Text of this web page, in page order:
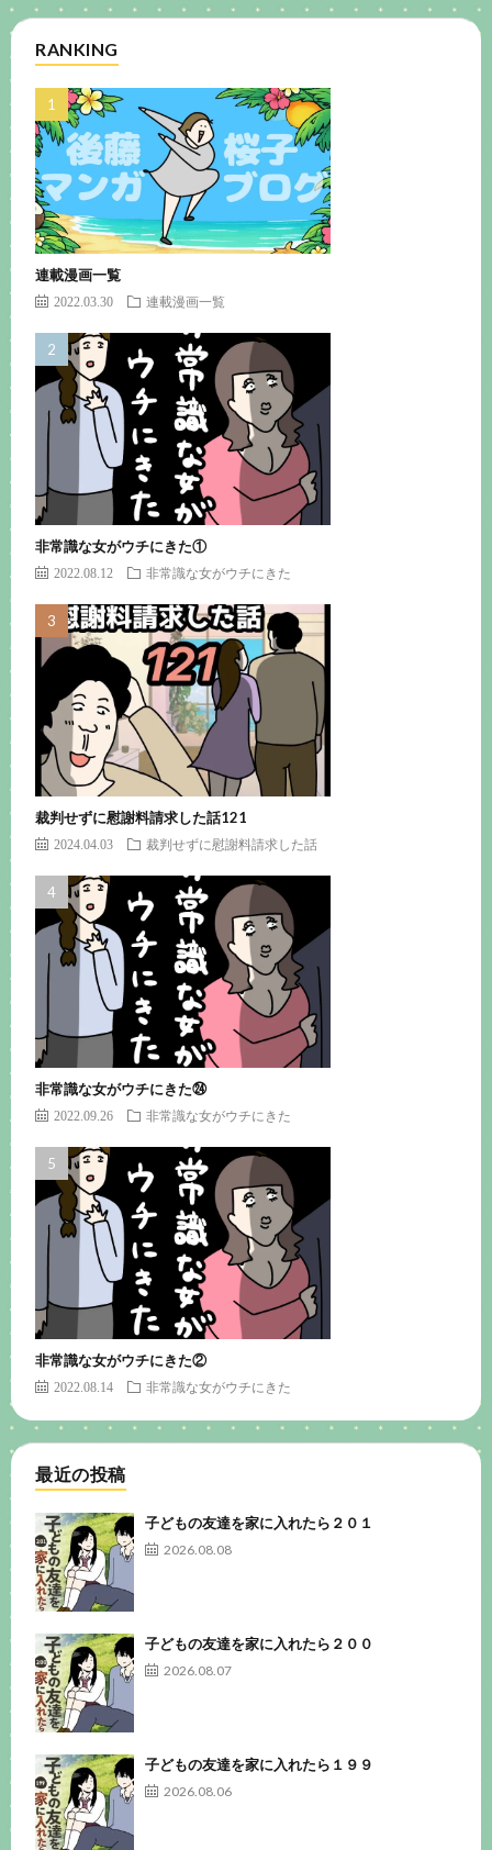
RANKING
連載漫画一覧
2022.03.30 連載漫画一覧
非常識な女がウチにきた①
2022.08.12 非常識な女がウチにきた
裁判せずに慰謝料請求した話121
2024.04.03 裁判せずに慰謝料請求した話
非常識な女がウチにきた㉔
2022.09.26 非常識な女がウチにきた
非常識な女がウチにきた②
2022.08.14 非常識な女がウチにきた
最近の投稿
子どもの友達を家に入れたら２０１
2026.08.08
子どもの友達を家に入れたら２００
2026.08.07
子どもの友達を家に入れたら１９９
2026.08.06